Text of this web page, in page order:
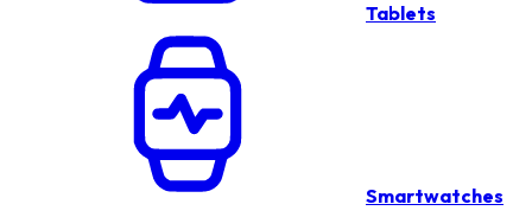
Tablets
Smartwatches